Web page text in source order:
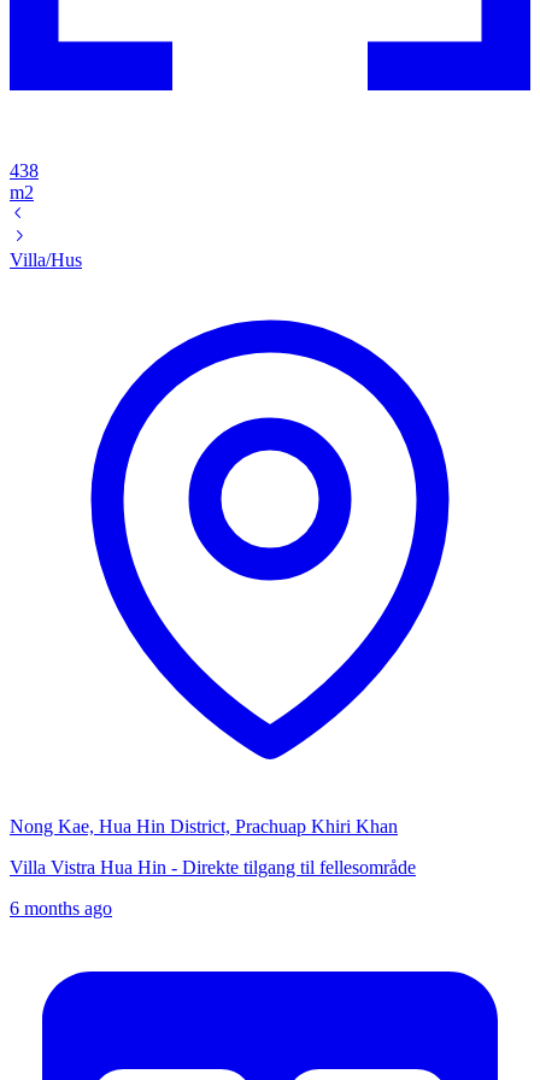
438
m2
Villa/Hus
Nong Kae, Hua Hin District, Prachuap Khiri Khan
Villa Vistra Hua Hin - Direkte tilgang til fellesområde
6 months ago